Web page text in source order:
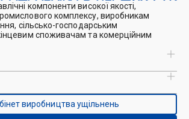
компоненти високої якості,
комплексу, виробникам
сільсько-господарським
споживачам та комерційним
виробництва ущільнень